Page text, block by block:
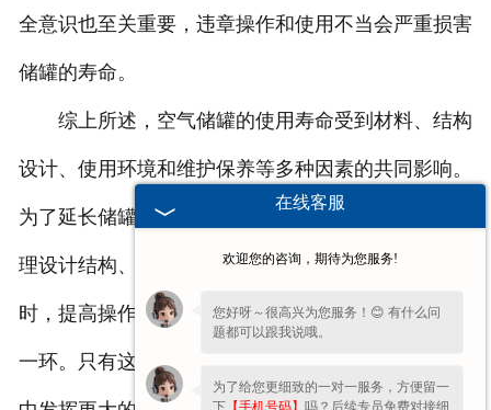
全意识也至关重要，违章操作和使用不当会严重损害
储罐的寿命。
综上所述，空气储罐的使用寿命受到材料、结构
设计、使用环境和维护保养等多种因素的共同影响。
为了延长储罐的使用期限，我们应选择良好材料、合
理设计结构、改善使用环境并加强维护保养工作。同
时，提高操作人员的水平和安全意识也是不可忽视的
一环。只有这样，我们才能确保空气储罐在工业生产
在线客服
欢迎您的咨询，期待为您服务!
您好呀～很高兴为您服务！😊 有什么问
题都可以跟我说哦。
为了给您更细致的一对一服务，方便留一
下 【手机号码】 吗？后续专员免费对接细